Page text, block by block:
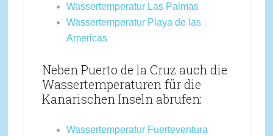
Wassertemperatur Las Palmas
Wassertemperatur Playa de las
Americas
Neben Puerto de la Cruz auch die
Wassertemperaturen für die
Kanarischen Inseln abrufen:
Wassertemperatur Fuerteventura